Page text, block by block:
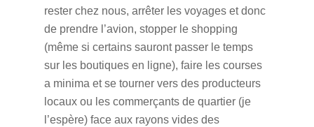
rester chez nous, arrêter les voyages et donc
de prendre l’avion, stopper le shopping
(même si certains sauront passer le temps
sur les boutiques en ligne), faire les courses
a minima et se tourner vers des producteurs
locaux ou les commerçants de quartier (je
l’espère) face aux rayons vides des